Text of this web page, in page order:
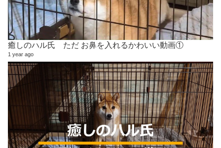
癒しのハル氏 ただ お鼻を入れるかわいい動画①
1 year ago